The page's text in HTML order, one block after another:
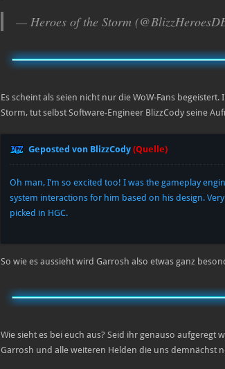
— Heroes of the Storm
Es scheint als seien nicht nur die WoW-Fans
Storm, tut selbst Software-Engineer BlizzCody seine
Geposted von BlizzCody (Quelle)
Oh man, I’m so excited too! I was the gameplay
system interactions for him based on his design.
picked in HGC.
So wie es aussieht wird Garrosh also etwas ganz
Wie sieht es bei euch aus? Seid ihr genauso aufgeregt
Garrosh und alle weiteren Helden die uns demnächst